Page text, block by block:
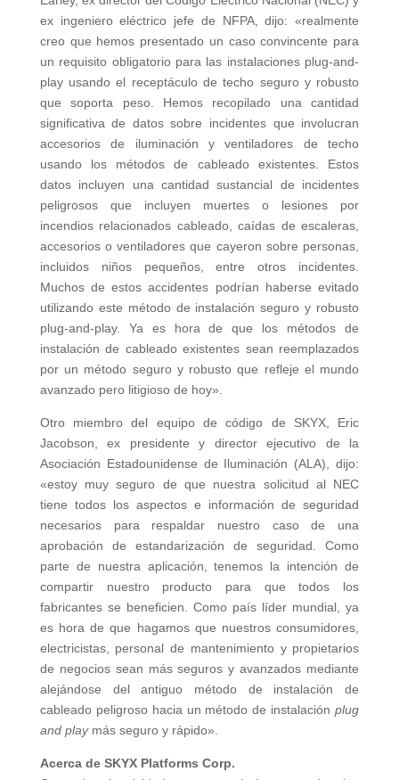
ex ingeniero eléctrico jefe de NFPA, dijo: «realmente
creo que hemos presentado un caso convincente para
un requisito obligatorio para las instalaciones plug-and-
play usando el receptáculo de techo seguro y robusto
que soporta peso. Hemos recopilado una cantidad
significativa de datos sobre incidentes que involucran
accesorios de iluminación y ventiladores de techo
usando los métodos de cableado existentes. Estos
datos incluyen una cantidad sustancial de incidentes
peligrosos que incluyen muertes o lesiones por
incendios relacionados cableado, caídas de escaleras,
accesorios o ventiladores que cayeron sobre personas,
incluidos niños pequeños, entre otros incidentes.
Muchos de estos accidentes podrían haberse evitado
utilizando este método de instalación seguro y robusto
plug-and-play. Ya es hora de que los métodos de
instalación de cableado existentes sean reemplazados
por un método seguro y robusto que refleje el mundo
avanzado pero litigioso de hoy».
Otro miembro del equipo de código de SKYX, Eric
Jacobson, ex presidente y director ejecutivo de la
Asociación Estadounidense de Iluminación (ALA), dijo:
«estoy muy seguro de que nuestra solicitud al NEC
tiene todos los aspectos e información de seguridad
necesarios para respaldar nuestro caso de una
aprobación de estandarización de seguridad. Como
parte de nuestra aplicación, tenemos la intención de
compartir nuestro producto para que todos los
fabricantes se beneficien. Como país líder mundial, ya
es hora de que hagamos que nuestros consumidores,
electricistas, personal de mantenimiento y propietarios
de negocios sean más seguros y avanzados mediante
alejándose del antiguo método de instalación de
cableado peligroso hacia un método de instalaciónplug
and playmás seguro y rápido».
Acerca de SKYX Platforms Corp.